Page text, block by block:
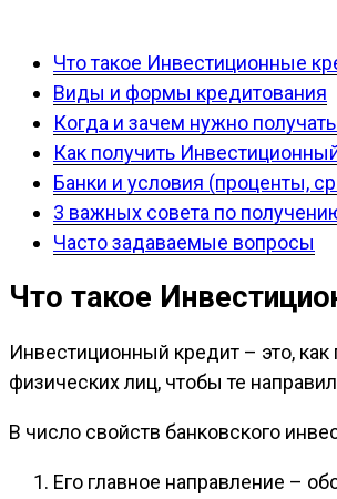
Что такое Инвестиционные
Виды и формы кредитования
Когда и зачем нужно
Как получить
Банки и условия (проценты,
3 важных совета по
Часто задаваемые вопросы
Что такое
Инвестиционный кредит – это,
физических лиц, чтобы те
В число свойств банковского
Его главное направление –